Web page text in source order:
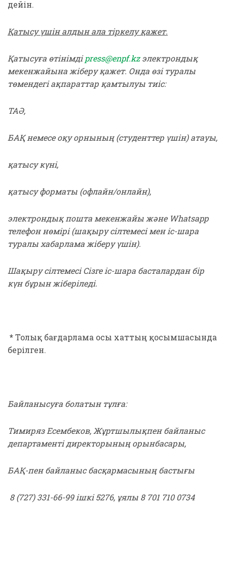
дейін.
Қатысу үшін алдын ала тіркелу қажет.
Қатысуға өтінімдіpress@enpf.kzэлектрондық
мекенжайына жіберу қажет. Онда өзі туралы
төмендегі ақпараттар қамтылуы тиіс:
ТАӘ,
БАҚ немесе оқу орнының (студенттер үшін) атауы,
қатысу күні,
қатысу форматы (офлайн/онлайн),
электрондық пошта мекенжайы және Whatsapp
телефон нөмірі (шақыру сілтемесі мен іс-шара
туралы хабарлама жіберу үшін).
Шақыру сілтемесі Сізге іс-шара басталардан бір
күн бұрын жіберіледі.
*Толық бағдарлама осы хаттың қосымшасында
берілген.
Байланысуға болатын тұлға:
Тимиряз Есембеков, Жұртшылықпен байланыс
департаменті директорының орынбасары,
БАҚ-пен байланыс басқармасының бастығы
8 (727) 331-66-99 ішкі 5276, ұялы 8 701 710 0734